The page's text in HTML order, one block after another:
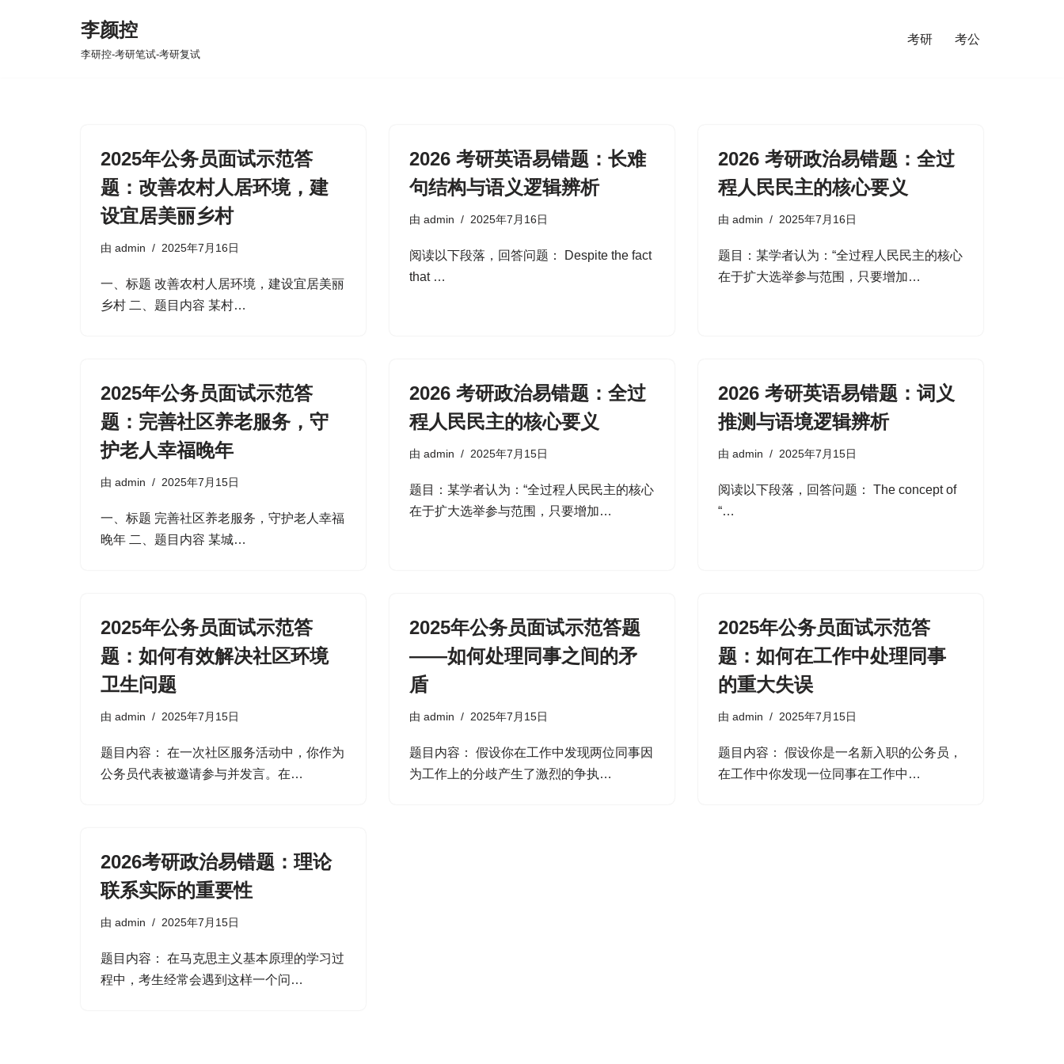
李颜控
李研控-考研笔试-考研复试
考研 考公
2025年公务员面试示范答
题：改善农村人居环境，建
设宜居美丽乡村
由 admin 2025年7月16日
一、标题​ 改善农村人居环境，建设宜居美丽
乡村​ 二、题目内容​ 某村…
2026 考研英语易错题：长难
句结构与语义逻辑辨析
由 admin 2025年7月16日
阅读以下段落，回答问题： Despite the fact
that …
2026 考研政治易错题：全过
程人民民主的核心要义
由 admin 2025年7月16日
题目：某学者认为：“全过程人民民主的核心
在于扩大选举参与范围，只要增加…
2025年公务员面试示范答
题：完善社区养老服务，守
护老人幸福晚年
由 admin 2025年7月15日
一、标题​ 完善社区养老服务，守护老人幸福
晚年​ 二、题目内容​ 某城…
2026 考研政治易错题：全过
程人民民主的核心要义
由 admin 2025年7月15日
题目：某学者认为：“全过程人民民主的核心
在于扩大选举参与范围，只要增加…
2026 考研英语易错题：词义
推测与语境逻辑辨析
由 admin 2025年7月15日
阅读以下段落，回答问题： The concept of
“…
2025年公务员面试示范答
题：如何有效解决社区环境
卫生问题
由 admin 2025年7月15日
题目内容： 在一次社区服务活动中，你作为
公务员代表被邀请参与并发言。在…
2025年公务员面试示范答题
——如何处理同事之间的矛
盾
由 admin 2025年7月15日
题目内容： 假设你在工作中发现两位同事因
为工作上的分歧产生了激烈的争执…
2025年公务员面试示范答
题：如何在工作中处理同事
的重大失误
由 admin 2025年7月15日
题目内容： 假设你是一名新入职的公务员，
在工作中你发现一位同事在工作中…
2026考研政治易错题：理论
联系实际的重要性
由 admin 2025年7月15日
题目内容： 在马克思主义基本原理的学习过
程中，考生经常会遇到这样一个问…